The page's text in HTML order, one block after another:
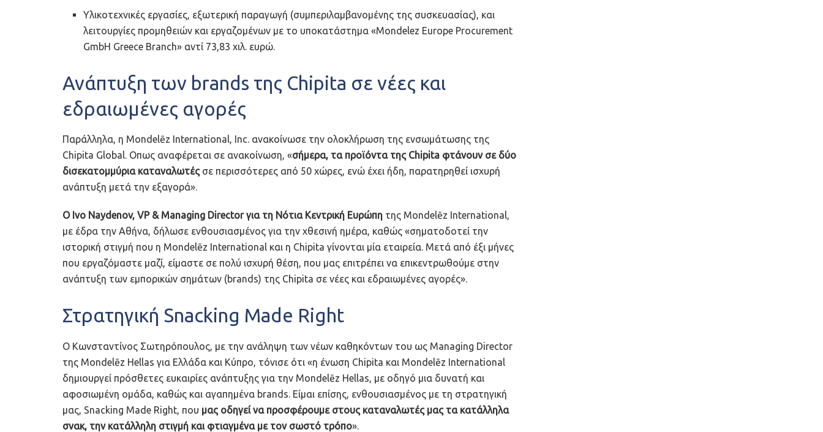
Υλικοτεχνικές εργασίες, εξωτερική παραγωγή (συμπεριλαμβανομένης της συσκευασίας), και
λειτουργίες προμηθειών και εργαζομένων με το υποκατάστημα «Mondelez Europe Procurement
GmbH Greece Branch» αντί 73,83 χιλ. ευρώ.
Ανάπτυξη των brands της Chipita σε νέες και
εδραιωμένες αγορές
Παράλληλα, η Mondelēz International, Inc. ανακοίνωσε την ολοκλήρωση της ενσωμάτωσης της
Chipita Global. Oπως αναφέρεται σε ανακοίνωση, «σήμερα, τα προϊόντα της Chipita φτάνουν σε δύο
δισεκατομμύρια καταναλωτές σε περισσότερες από 50 χώρες, ενώ έχει ήδη, παρατηρηθεί ισχυρή
ανάπτυξη μετά την εξαγορά».
Ο Ivo Naydenov, VP & Managing Director για τη Νότια Κεντρική Ευρώπη της Mondelēz International,
με έδρα την Αθήνα, δήλωσε ενθουσιασμένος για την χθεσινή ημέρα, καθώς «σηματοδοτεί την
ιστορική στιγμή που η Mondelēz International και η Chipita γίνονται μία εταιρεία. Μετά από έξι μήνες
που εργαζόμαστε μαζί, είμαστε σε πολύ ισχυρή θέση, που μας επιτρέπει να επικεντρωθούμε στην
ανάπτυξη των εμπορικών σημάτων (brands) της Chipita σε νέες και εδραιωμένες αγορές».
Στρατηγική Snacking Made Right
Ο Κωνσταντίνος Σωτηρόπουλος, με την ανάληψη των νέων καθηκόντων του ως Managing Director
της Mondelēz Hellas για Ελλάδα και Κύπρο, τόνισε ότι «η ένωση Chipita και Mondelēz International
δημιουργεί πρόσθετες ευκαιρίες ανάπτυξης για την Mondelēz Hellas, με οδηγό μια δυνατή και
αφοσιωμένη ομάδα, καθώς και αγαπημένα brands. Είμαι επίσης, ενθουσιασμένος με τη στρατηγική
μας, Snacking Made Right, που μας οδηγεί να προσφέρουμε στους καταναλωτές μας τα κατάλληλα
σνακ, την κατάλληλη στιγμή και φτιαγμένα με τον σωστό τρόπο».